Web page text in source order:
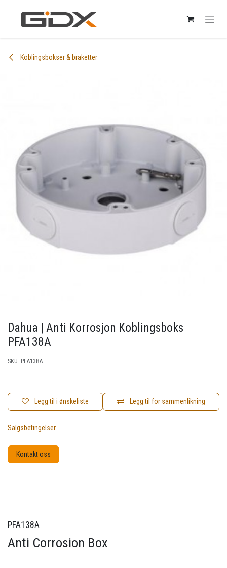
Koblingsbokser & braketter
Dahua | Anti Korrosjon Koblingsboks
PFA138A
SKU: PFA138A
Legg til for sammenlikning
Legg til i ønskeliste
Salgsbetingelser
Kontakt oss
PFA138A
Anti Corrosion Box